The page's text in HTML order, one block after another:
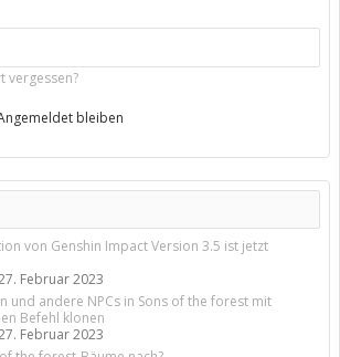
vergessen?
bleiben
von Genshin Impact Version 3.5 ist jetzt
Februar 2023
und andere NPCs in Sons of the forest mit
Befehl klonen
Februar 2023